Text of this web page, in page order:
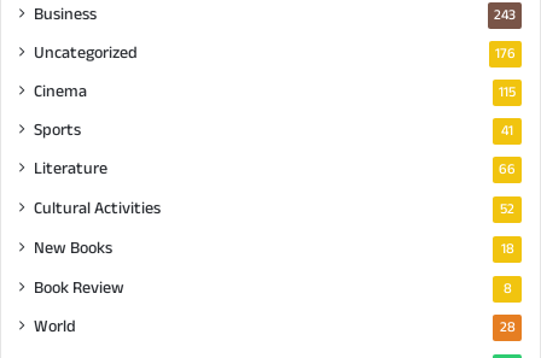
Business 243
Uncategorized 176
Cinema 115
Sports 41
Literature 66
Cultural Activities 52
New Books 18
Book Review 8
World 28